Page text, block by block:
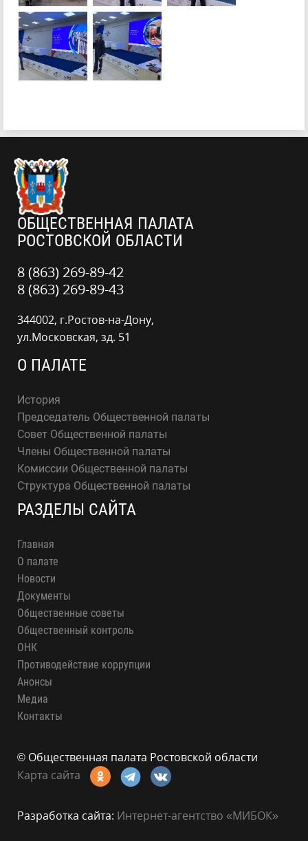
ОБЩЕСТВЕННАЯ ПАЛАТА
РОСТОВСКОЙ ОБЛАСТИ
8 (863) 269-89-42
8 (863) 269-89-43
344002, г.Ростов-на-Дону,
ул.Московская, зд. 51
О ПАЛАТЕ
История
Председатель Общественной палаты
Совет Общественной палаты
Члены Общественной палаты
Комиссии Общественной палаты
Структура Общественной палаты
РАЗДЕЛЫ САЙТА
Главная
О палате
Новости
Документы
Общественные советы
Общественный контроль
ОНК
Противодействие коррупции
Анонсы
Медиа
Контакты
© Общественная палата Ростовской области
Карта сайта
Разработка сайта: Интернет-агентство «МИБОК»